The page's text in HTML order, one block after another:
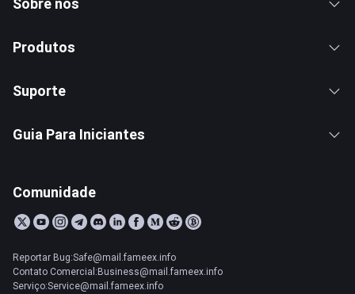
Produtos
Suporte
Guia Para Iniciantes
Comunidade
Reportar Bug:Safe@mail.fameex.info
Contato Comercial:Business@mail.fameex.info
Serviço:Service@mail.fameex.info